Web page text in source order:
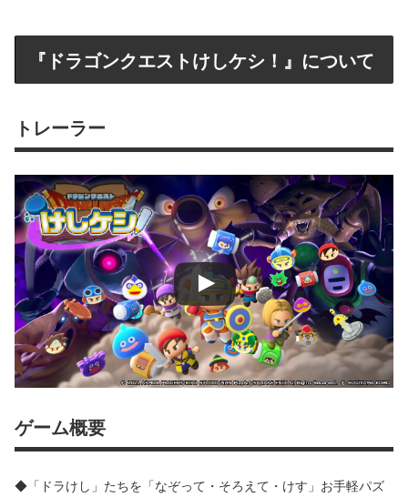
『ドラゴンクエストけしケシ！』について
トレーラー
ゲーム概要
◆「ドラけし」たちを「なぞって・そろえて・けす」お手軽パズ